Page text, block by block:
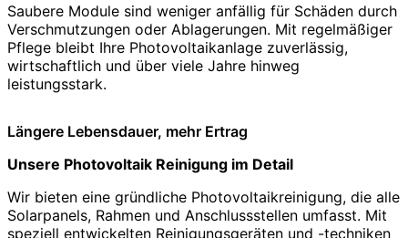
Saubere Module sind weniger anfällig für Schäden durch
Verschmutzungen oder Ablagerungen. Mit regelmäßiger
Pflege bleibt Ihre Photovoltaikanlage zuverlässig,
wirtschaftlich und über viele Jahre hinweg
leistungsstark.
Längere Lebensdauer, mehr Ertrag
Unsere Photovoltaik Reinigung im Detail
Wir bieten eine gründliche Photovoltaikreinigung, die alle
Solarpanels, Rahmen und Anschlussstellen umfasst. Mit
speziell entwickelten Reinigungsgeräten und -techniken